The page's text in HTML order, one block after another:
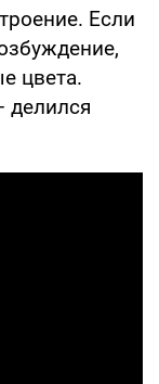
Если
цвета.
делился